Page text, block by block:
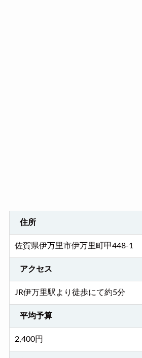
住所
佐賀県伊万里市伊万里町甲448-1
アクセス
JR伊万里駅より徒歩にて約5分
平均予算
2,400円